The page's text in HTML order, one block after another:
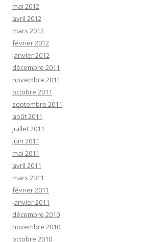
mai 2012
avril 2012
mars 2012
février 2012
janvier 2012
décembre 2011
novembre 2011
octobre 2011
septembre 2011
août 2011
juillet 2011
juin 2011
mai 2011
avril 2011
mars 2011
février 2011
janvier 2011
décembre 2010
novembre 2010
octobre 2010